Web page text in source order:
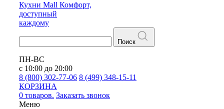
Кухни Mall Комфорт,
доступный
каждому
Поиск
ПН-ВС
с 10:00 до 20:00
8 (800) 302-77-06 8 (499) 348-15-11
КОРЗИНА
0 товаров. Заказать звонок
Меню